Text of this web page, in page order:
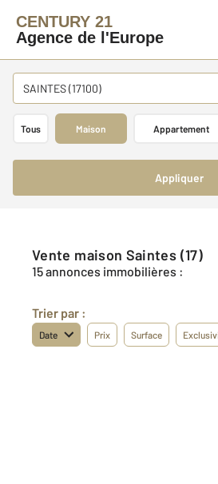
CENTURY 21
Agence de l'Europe
SAINTES (17100)
Tous Maison Appartement
Appliquer
Vente maison Saintes (17)
15 annonces immobilières :
Trier par :
Date Prix Surface